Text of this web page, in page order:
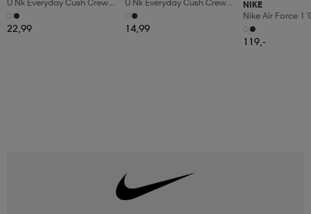
U Nk Everyday Cush Crew
6pr-Bd
22,99
U Nk Everyday Cush Crew
3pr
14,99
NIKE
Nike Air Force 1
Shoes
119,-